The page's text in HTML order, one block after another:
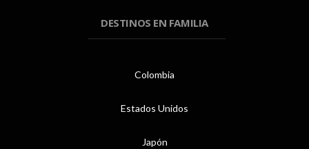
DESTINOS EN FAMILIA
Colombia
Estados Unidos
Japón